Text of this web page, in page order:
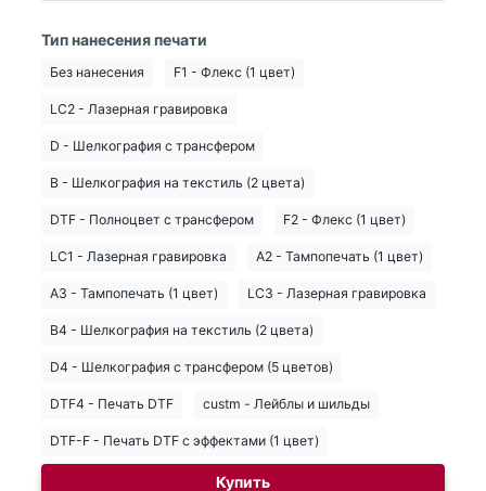
Тип нанесения печати
Без нанесения F1 - Флекс (1 цвет)
LC2 - Лазерная гравировка
D - Шелкография с трансфером
B - Шелкография на текстиль (2 цвета)
DTF - Полноцвет с трансфером F2 - Флекс (1 цвет)
LC1 - Лазерная гравировка A2 - Тампопечать (1 цвет)
A3 - Тампопечать (1 цвет) LC3 - Лазерная гравировка
B4 - Шелкография на текстиль (2 цвета)
D4 - Шелкография с трансфером (5 цветов)
DTF4 - Печать DTF custm - Лейблы и шильды
DTF-F - Печать DTF с эффектами (1 цвет)
Купить